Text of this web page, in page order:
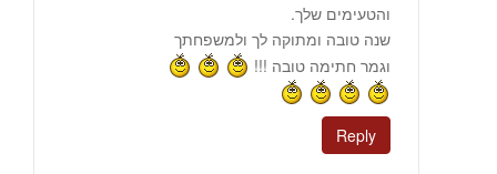
והטעימים שלך.
שנה טובה ומתוקה לך ולמשפחתך
וגמר חתימה טובה !!!
Reply